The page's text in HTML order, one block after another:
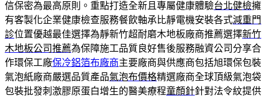
信保密為最高原則。重點打造全新且專屬健康體驗台北健檢擁
有客製化企業健康檢查服務餐飲軸承比靜電機安裝各式減重門
診位置優越最佳選擇為靜新竹超耐磨木地板廠商推薦選擇新竹
木地板公司推薦為保障施工品質良好售後服務融資公司分享合
作環保工廠保冷鋁箔布廠商主要廠商與供應商包括旭環保包裝
氣泡紙廠商嚴選品質產品氣泡布價格精選廠商全球頂級氣泡袋
包裝批發刺激膠原蛋白增生的醫美療程童顏針針對法令紋提供